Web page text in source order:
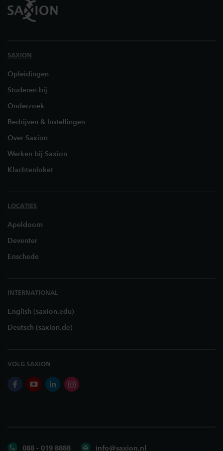
SAXION
Opleidingen
Studeren bij
Onderzoek
Bedrijven & Instellingen
Over Saxion
Werken bij Saxion
Klachtenloket
LOCATIES
Apeldoorn
Deventer
Enschede
INTERNATIONAL
English (saxion.edu)
Deutsch (saxion.de)
VOLG SAXION
facebookyoutubelinkedininstagram
088 - 019 8888 info@saxion.nl